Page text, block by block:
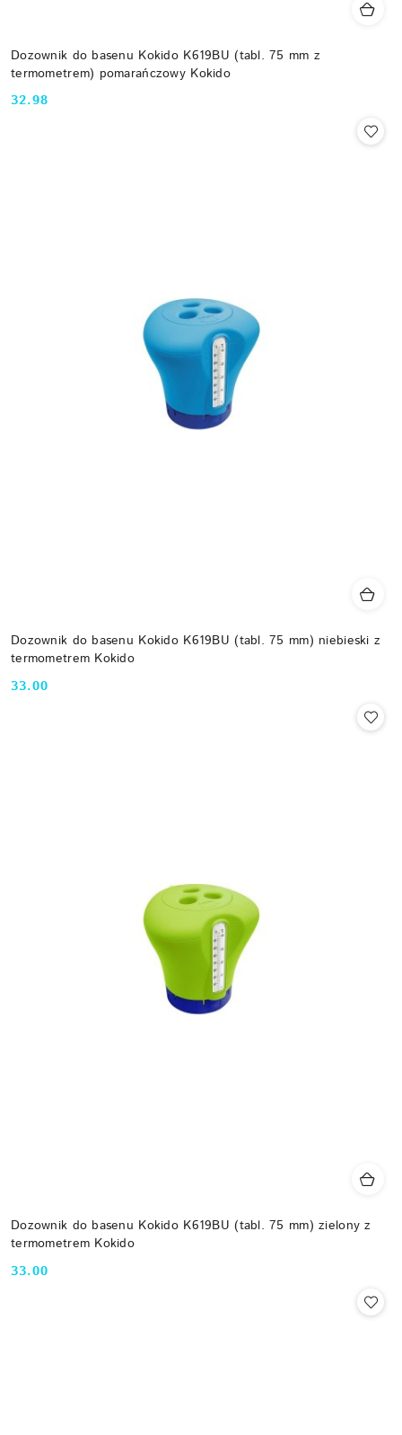
Dozownik do basenu Kokido K619BU (tabl. 75 mm z
termometrem) pomarańczowy Kokido
Cena:
32.98
Dozownik do basenu Kokido K619BU (tabl. 75 mm) niebieski z
termometrem Kokido
Cena:
33.00
Dozownik do basenu Kokido K619BU (tabl. 75 mm) zielony z
termometrem Kokido
Cena:
33.00